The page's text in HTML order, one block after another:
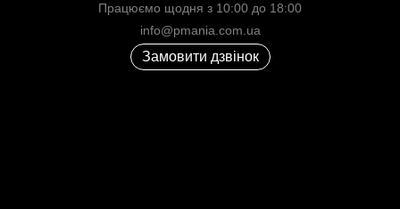
Працюємо щодня з 10:00 до 18:00
info@pmania.com.ua
Замовити дзвінок